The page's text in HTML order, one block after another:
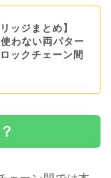
ッジまとめ】
わない両パター
ックチェーン間